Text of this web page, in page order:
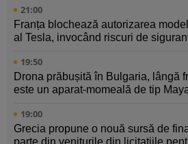
21:00
Franța blochează autorizarea
al Tesla, invocând riscuri de
19:50
Drona prăbușită în Bulgaria, lângă
este un aparat-momeală de tip
19:00
Grecia propune o nouă sursă de